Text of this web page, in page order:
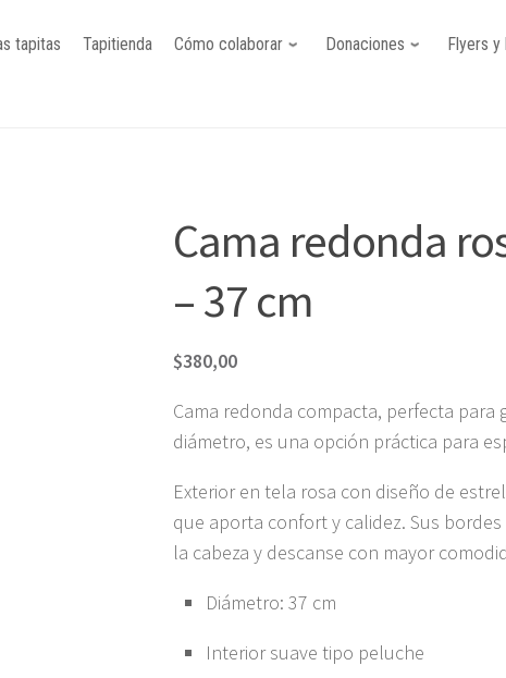
tapitas Tapitienda Cómo colaborar Donaciones Flyers y
Cama redonda
– 37 cm
$380,00
Cama redonda compacta, perfecta para
diámetro, es una opción práctica para
Exterior en tela rosa con diseño de
que aporta confort y calidez. Sus
la cabeza y descanse con mayor
Diámetro: 37 cm
Interior suave tipo peluche